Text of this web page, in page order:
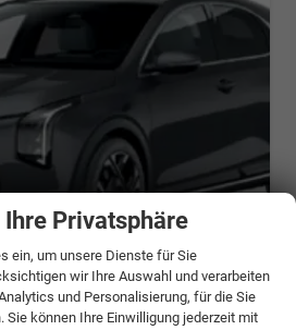
Privatsphäre
ein, um unsere Dienste für Sie
wir Ihre Auswahl und verarbeiten
und Personalisierung, für die Sie
Sie können Ihre Einwilligung jederzeit mit